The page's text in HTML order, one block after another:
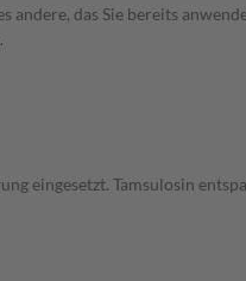
das Sie bereits
eingesetzt. Tamsulosin